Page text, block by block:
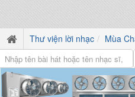
Thư viện lời nhạc Mùa